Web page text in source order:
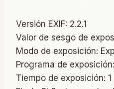
Versión EXIF: 2.2.1
Valor de sesgo de
Modo de exposición:
Programa de
Tiempo de exposición: